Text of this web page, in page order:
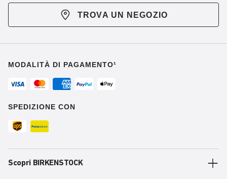
TROVA UN NEGOZIO
MODALITÀ DI PAGAMENTO¹
SPEDIZIONE CON
Scopri BIRKENSTOCK